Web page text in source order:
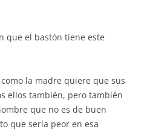
que el bastón tiene este
la madre quiere que sus
ellos también, pero también
que no es de buen
que sería peor en esa